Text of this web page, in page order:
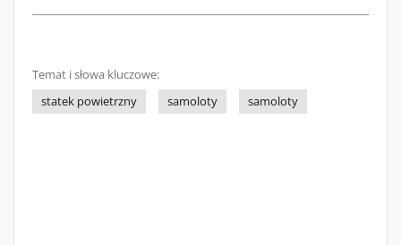
Temat i słowa kluczowe:
statek powietrzny
samoloty samoloty